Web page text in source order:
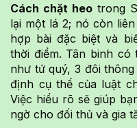
Cách chặt heo trong
lại một lá 2; nó còn
hợp bài đặc biệt và
thời điểm. Tân binh
như tứ quý, 3 đôi
định cụ thể của luật
Việc hiểu rõ sẽ giúp
ngờ cho đối thủ và gia